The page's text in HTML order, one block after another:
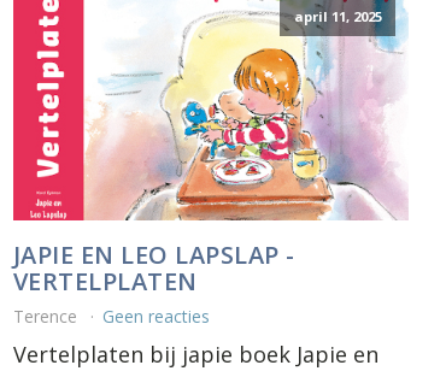
april 11, 2025
JAPIE EN LEO LAPSLAP -
VERTELPLATEN
Terence Geen reacties
Vertelplaten bij japie boek Japie en